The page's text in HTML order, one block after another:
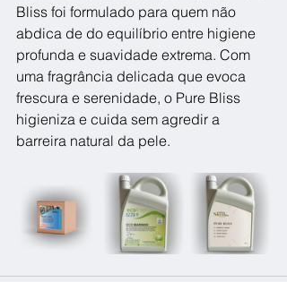
Bliss foi formulado para quem não
abdica de do equilíbrio entre higiene
profunda e suavidade extrema. Com
uma fragrância delicada que evoca
frescura e serenidade, o Pure Bliss
higieniza e cuida sem agredir a
barreira natural da pele.